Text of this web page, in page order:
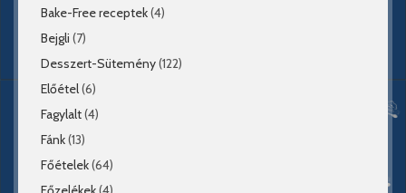
Bake-Free receptek(4)
Bejgli (7)
Desszert-Sütemény(122)
Előétel(6)
Fagylalt(4)
Fánk(13)
Főételek(64)